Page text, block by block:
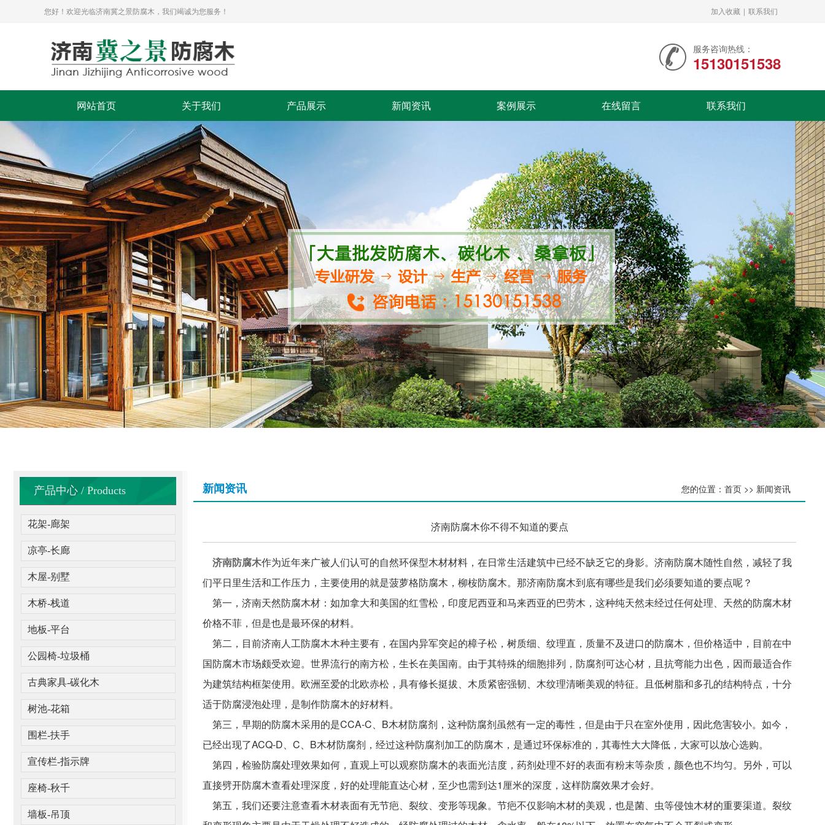
您好！欢迎光临济南冀之景防腐木，我们竭诚为您服务！ 加入收藏 | 联系我们
服务咨询热线：
15130151538
网站首页 关于我们 产品展示 新闻资讯 案例展示 在线留言 联系我们
产品中心 / Products
花架-廊架
凉亭-长廊
木屋-别墅
木桥-栈道
地板-平台
公园椅-垃圾桶
古典家具-碳化木
树池-花箱
围栏-扶手
宣传栏-指示牌
座椅-秋千
墙板-吊顶
新闻资讯 您的位置：首页 >> 新闻资讯
济南防腐木你不得不知道的要点
济南防腐木作为近年来广被人们认可的自然环保型木材材料，在日常生活建筑中已经不缺乏它的身影。济南防腐木随性自然，减轻了我
们平日里生活和工作压力，主要使用的就是菠萝格防腐木，柳桉防腐木。那济南防腐木到底有哪些是我们必须要知道的要点呢？
第一，济南天然防腐木材：如加拿大和美国的红雪松，印度尼西亚和马来西亚的巴劳木，这种纯天然未经过任何处理、天然的防腐木材
价格不菲，但是也是最环保的材料。
第二，目前济南人工防腐木木种主要有，在国内异军突起的樟子松，树质细、纹理直，质量不及进口的防腐木，但价格适中，目前在中
国防腐木市场颇受欢迎。世界流行的南方松，生长在美国南。由于其特殊的细胞排列，防腐剂可达心材，且抗弯能力出色，因而最适合作
为建筑结构框架使用。欧洲至爱的北欧赤松，具有修长挺拔、木质紧密强韧、木纹理清晰美观的特征。且低树脂和多孔的结构特点，十分
适于防腐浸泡处理，是制作防腐木的好材料。
第三，早期的防腐木采用的是CCA-C、B木材防腐剂，这种防腐剂虽然有一定的毒性，但是由于只在室外使用，因此危害较小。如今，
已经出现了ACQ-D、C、B木材防腐剂，经过这种防腐剂加工的防腐木，是通过环保标准的，其毒性大大降低，大家可以放心选购。
第四，检验防腐处理效果如何，直观上可以观察防腐木的表面光洁度，药剂处理不好的表面有粉末等杂质，颜色也不均匀。另外，可以
直接劈开防腐木查看处理深度，好的处理能直达心材，至少也需到达1厘米的深度，这样防腐效果才会好。
第五，我们还要注意查看木材表面有无节疤、裂纹、变形等现象。节疤不仅影响木材的美观，也是菌、虫等侵蚀木材的重要渠道。裂纹